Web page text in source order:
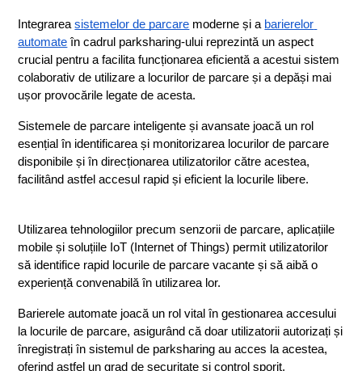
Integrarea sistemelor de parcare moderne și a barierelor
automate în cadrul parksharing-ului reprezintă un aspect
crucial pentru a facilita funcționarea eficientă a acestui sistem
colaborativ de utilizare a locurilor de parcare și a depăși mai
ușor provocările legate de acesta.
Sistemele de parcare inteligente și avansate joacă un rol
esențial în identificarea și monitorizarea locurilor de parcare
disponibile și în direcționarea utilizatorilor către acestea,
facilitând astfel accesul rapid și eficient la locurile libere.
Utilizarea tehnologiilor precum senzorii de parcare, aplicațiile
mobile și soluțiile IoT (Internet of Things) permit utilizatorilor
să identifice rapid locurile de parcare vacante și să aibă o
experiență convenabilă în utilizarea lor.
Barierele automate joacă un rol vital în gestionarea accesului
la locurile de parcare, asigurând că doar utilizatorii autorizați și
înregistrați în sistemul de parksharing au acces la acestea,
oferind astfel un grad de securitate și control sporit.